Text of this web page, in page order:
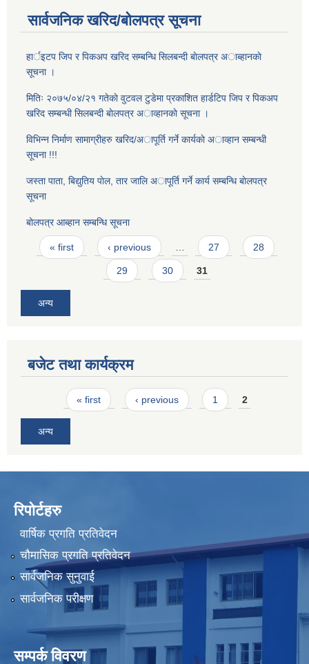
सार्वजनिक खरिद/बोलपत्र सूचना
हार्इटप जिप र पिकअप खरिद सम्बन्धि सिलबन्दी बाेलपत्र अाब्हानकाे
सूचना ।
मितिः २०७५/०४/२१ गतेकाे वुटवल टुडेमा प्रकाशित हार्डटिप जिप र पिकअप
खरिद सम्बन्धी सिलबन्दी बाेलपत्र अाव्हानकाे सूचना ।
विभिन्न निर्माण सामाग्रीहरु खरिद/अापूर्ति गर्ने कार्यकाे अाव्हान सम्बन्धी
सूचना !!!
जस्ता पाता, बिद्युतिय पाेल, तार जालि अापूर्ति गर्ने कार्य सम्बन्धि बाेलपत्र
सूचना
बोलपत्र आब्हान सम्बन्धि सूचना
Pages
« first ‹ previous … 27 28
29 30 31
अन्य
बजेट तथा कार्यक्रम
Pages« first ‹ previous 1 2
अन्य
रिपोर्टहरु
वार्षिक प्रगति प्रतिवेदन
चौमासिक प्रगति प्रतिवेदन
सार्वजनिक सुनुवाई
सार्वजनिक परीक्षण
सम्पर्क विवरण